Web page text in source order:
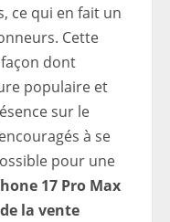
ce qui en fait un
Cette
dont
populaire et
sur le
à se
pour une
17 Pro Max
la vente